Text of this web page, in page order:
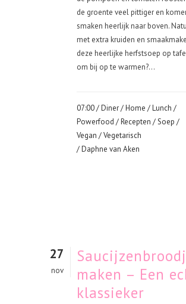
de groente veel pittiger en
smaken heerlijk naar boven.
met extra kruiden en
deze heerlijke herfstsoep op
om bij op te warmen?...
07:00 /Diner/Home /Lunch /
Powerfood /Recepten /Soep /
Vegan /Vegetarisch
/ Daphne van Aken
27
nov
maken – Een
klassieker